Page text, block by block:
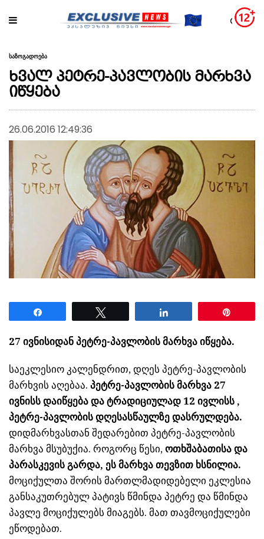
საზოგადოება
ხვალ პეტრე-პავლობის მარხვა
იწყება
26.06.2016 12:49:36
27 ივნისიდან პეტრე-პავლობის მარხვა იწყება.
საეკლესიო კალენდრით, დღეს პეტრე-პავლობის
მარხვის აღებაა. პეტრე-პავლობის მარხვა 27
ივნისს დაიწყება და ტრადიციულად 12 ივლისს ,
პეტრე-პავლობის დღესასწაულზე დასრულდება.
დიდმარხვასთან შედარებით პეტრე-პავლობის
მარხვა მსუბუქია. როგორც წესი, ოთხშაბათისა და
პარასკევის გარდა, ეს მარხვა თევზით ხსნილია.
მოციქულთა შორის მართლმადიდებელი ეკლესია
განსაკუთრებულ პატივს წმინდა პეტრე და წმინდა
პავლე მოციქულებს მიაგებს. მათ თავმოციქულები
ეწოდებათ.